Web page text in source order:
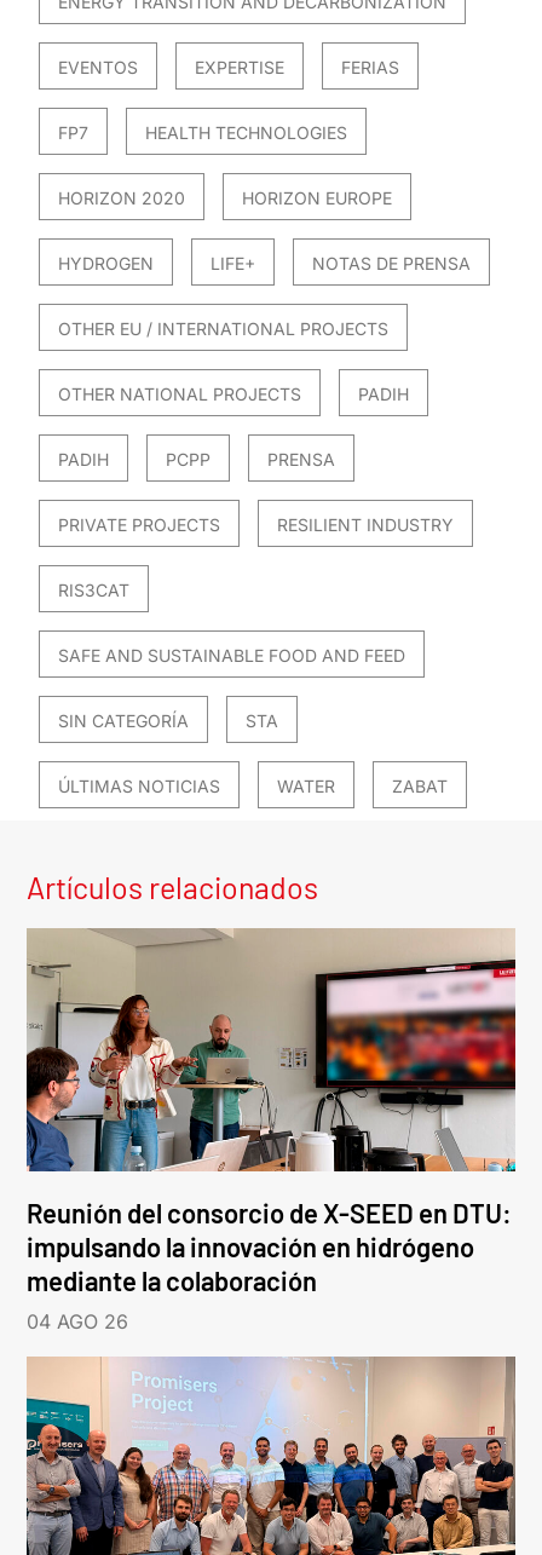
EVENTOS EXPERTISE FERIAS
FP7 HEALTH TECHNOLOGIES
HORIZON 2020 HORIZON EUROPE
HYDROGEN LIFE+ NOTAS DE PRENSA
OTHER EU / INTERNATIONAL PROJECTS
OTHER NATIONAL PROJECTS PADIH
PADIH PCPP PRENSA
PRIVATE PROJECTS RESILIENT INDUSTRY
RIS3CAT
SAFE AND SUSTAINABLE FOOD AND FEED
SIN CATEGORÍA STA
ÚLTIMAS NOTICIAS WATER ZABAT
Artículos relacionados
Reunión del consorcio de X-SEED en DTU:
impulsando la innovación en hidrógeno
mediante la colaboración
04 AGO 26